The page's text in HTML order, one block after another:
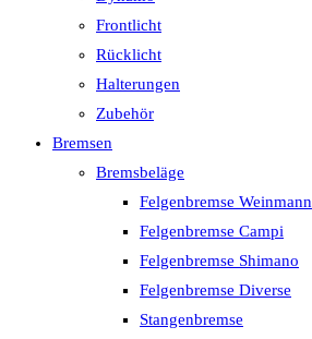
Frontlicht
Rücklicht
Halterungen
Zubehör
Bremsen
Bremsbeläge
Felgenbremse Weinmann
Felgenbremse Campi
Felgenbremse Shimano
Felgenbremse Diverse
Stangenbremse